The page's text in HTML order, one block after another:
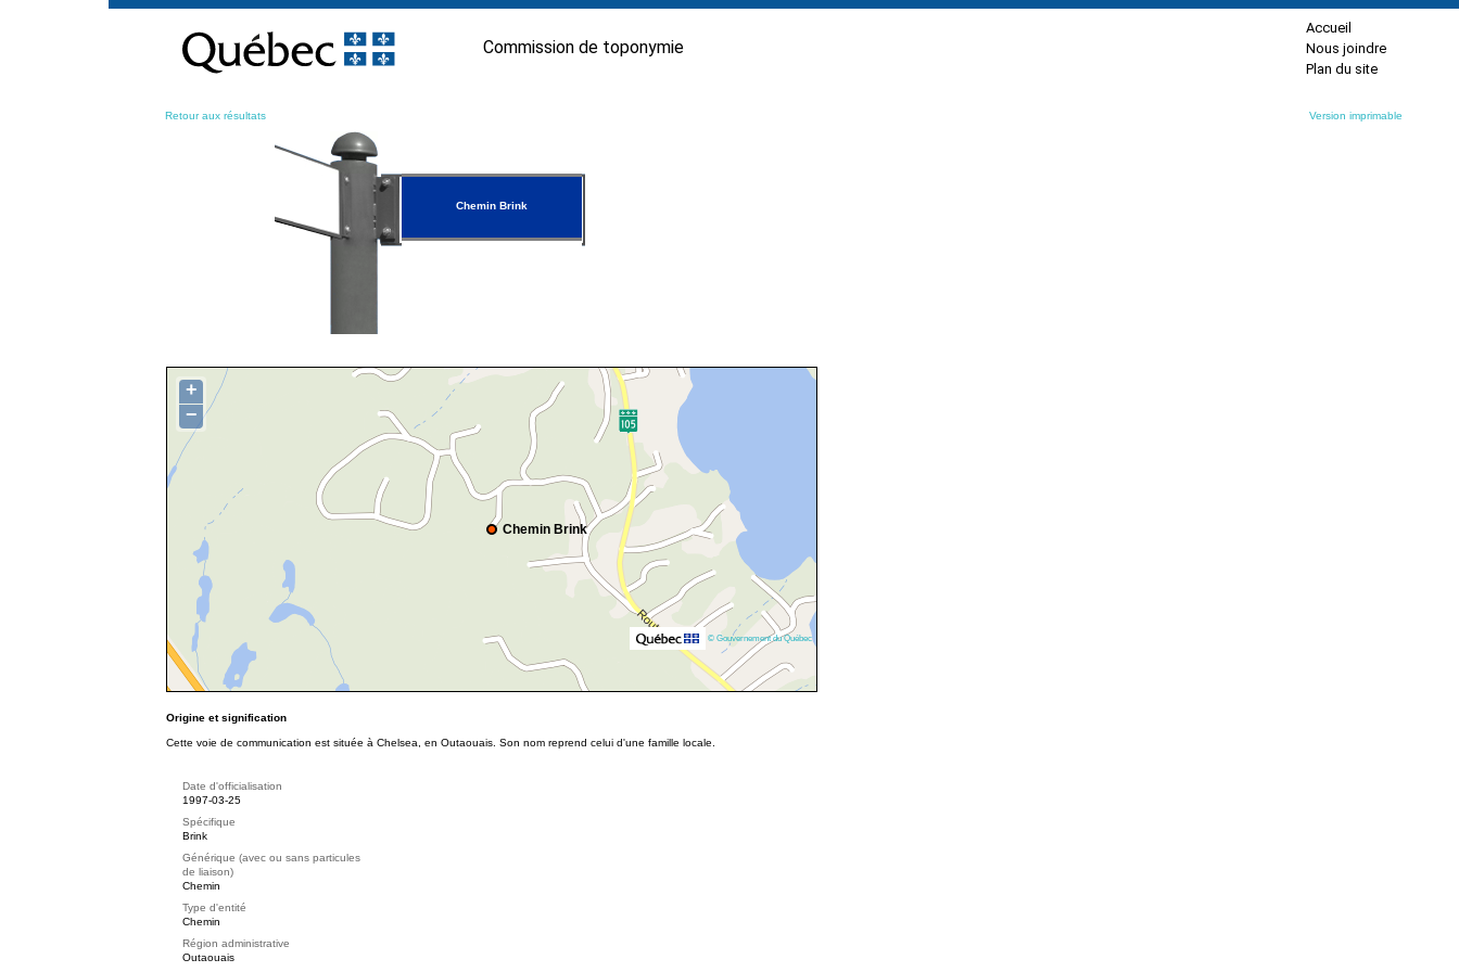
contenu
Commission de toponymie
Accueil
Nous joindre
Plan du site
Retour aux résultats Version imprimable
Chemin Brink
Chemin Brink
+
−
© Gouvernement du Québec
Origine et signification
Cette voie de communication est située à Chelsea, en Outaouais. Son nom reprend celui d'une famille locale.
Date d'officialisation
1997-03-25
Spécifique
Brink
Générique (avec ou sans particules
de liaison)
Chemin
Type d'entité
Chemin
Région administrative
Outaouais